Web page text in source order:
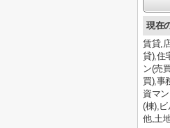
現在
賃貸,
貸),住
ン(売
買),事
資マ
(棟),
他,土